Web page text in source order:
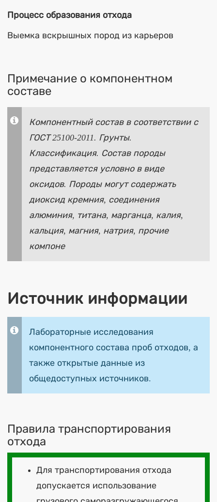
Процесс образования отхода
Выемка вскрышных пород из карьеров
Примечание о компонентном
составе
Компонентный состав в соответствии с
ГОСТ 25100-2011. Грунты.
Классификация. Состав породы
представляется условно в виде
оксидов. Породы могут содержать
диоксид кремния, соединения
алюминия, титана, марганца, калия,
кальция, магния, натрия, прочие
компоне
Источник информации
Лабораторные исследования
компонентного состава проб отходов, а
также открытые данные из
общедоступных источников.
Правила транспортирования
отхода
Для транспортирования отхода
допускается использование